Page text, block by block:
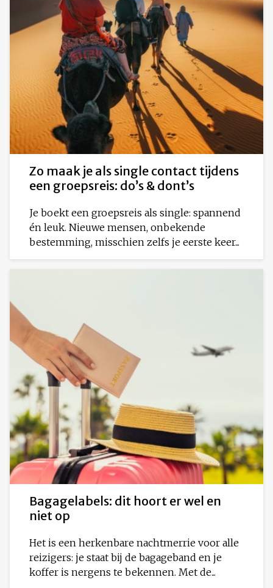
Zo maak je als single contact tijdens
een groepsreis: do’s & dont’s
Je boekt een groepsreis als single: spannend
én leuk. Nieuwe mensen, onbekende
bestemming, misschien zelfs je eerste keer...
Bagagelabels: dit hoort er wel en
niet op
Het is een herkenbare nachtmerrie voor alle
reizigers: je staat bij de bagageband en je
koffer is nergens te bekennen. Met de...